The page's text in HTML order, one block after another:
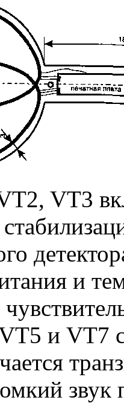
VT3
и
и VT7
звук